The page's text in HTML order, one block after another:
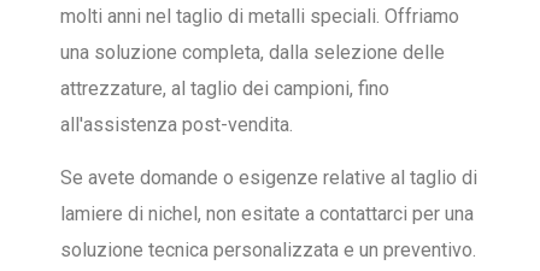
molti anni nel taglio di metalli speciali. Offriamo
una soluzione completa, dalla selezione delle
attrezzature, al taglio dei campioni, fino
all'assistenza post-vendita.
Se avete domande o esigenze relative al taglio di
lamiere di nichel, non esitate a contattarci per una
soluzione tecnica personalizzata e un preventivo.